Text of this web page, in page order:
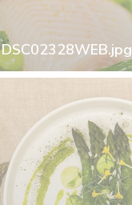
DSC02328WEB.jpg